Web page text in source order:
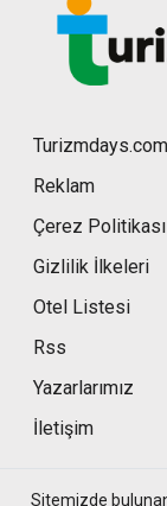
Turizmdays.com
Reklam
Çerez Politikası
Gizlilik İlkeleri
Otel Listesi
Rss
Yazarlarımız
İletişim
Sitemizde